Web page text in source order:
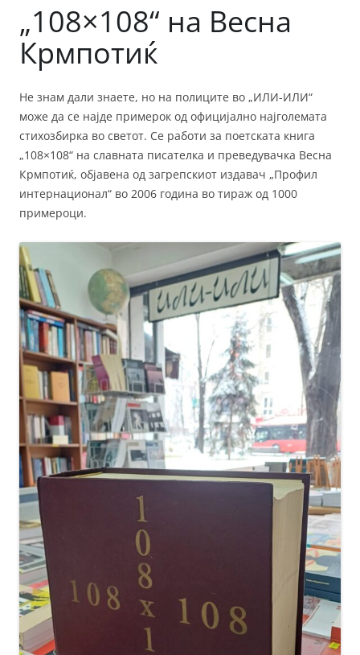
„108×108“ на Весна
Крмпотиќ
Не знам дали знаете, но на полиците во „ИЛИ-ИЛИ“
може да се најде примерок од официјално најголемата
стихозбирка во светот. Се работи за поетската книга
„108×108“ на славната писателка и преведувачка Весна
Крмпотиќ, објавена од загрепскиот издавач „Профил
интернационал“ во 2006 година во тираж од 1000
примероци.